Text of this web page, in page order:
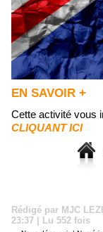
EN SAVOIR +
Cette activité
CLIQUANT ICI
Rédigé par MJC
23:37 | Lu 552 fois